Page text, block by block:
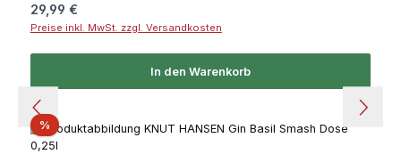
Regulärer Preis:
29,99 €
Preise inkl. MwSt. zzgl. Versandkosten
In den Warenkorb
%Rabatt